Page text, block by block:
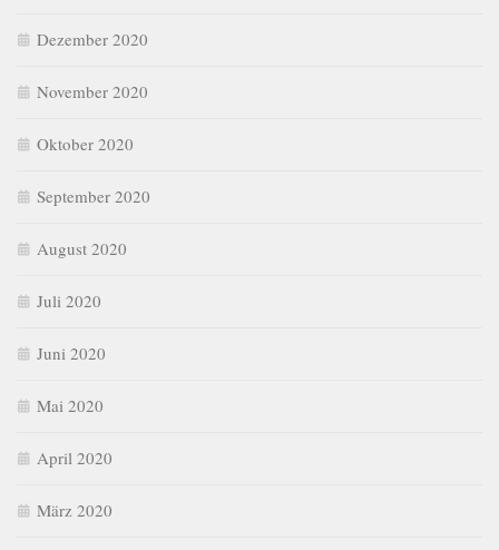
Dezember 2020
November 2020
Oktober 2020
September 2020
August 2020
Juli 2020
Juni 2020
Mai 2020
April 2020
März 2020